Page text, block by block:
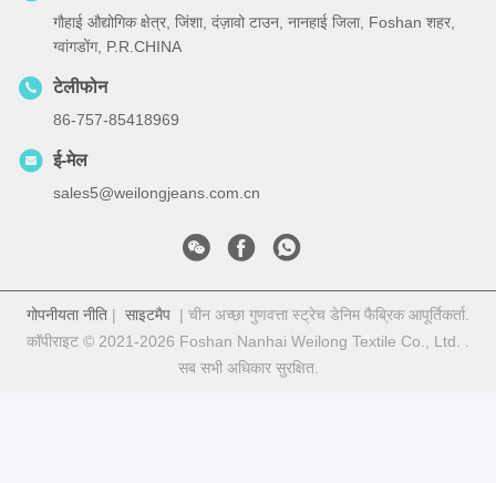
गौहाई औद्योगिक क्षेत्र, जिंशा, दंज़ावो टाउन, नानहाई जिला, Foshan शहर,
ग्वांगडोंग, P.R.CHINA
टेलीफोन
86-757-85418969
ई-मेल
sales5@weilongjeans.com.cn
गोपनीयता नीति | साइटमैप | चीन अच्छा गुणवत्ता स्ट्रेच डेनिम फैब्रिक आपूर्तिकर्ता.
कॉपीराइट © 2021-2026 Foshan Nanhai Weilong Textile Co., Ltd. .
सब सभी अधिकार सुरक्षित.